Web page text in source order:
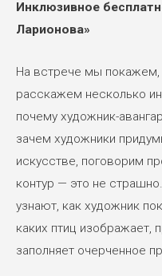
Инклюзивное
Ларионова»
На встрече мы покажем,
расскажем несколько
почему художник-
зачем художники
искусстве, поговорим
контур — это не
узнают, как художник
каких птиц изображает,
заполняет очерченное